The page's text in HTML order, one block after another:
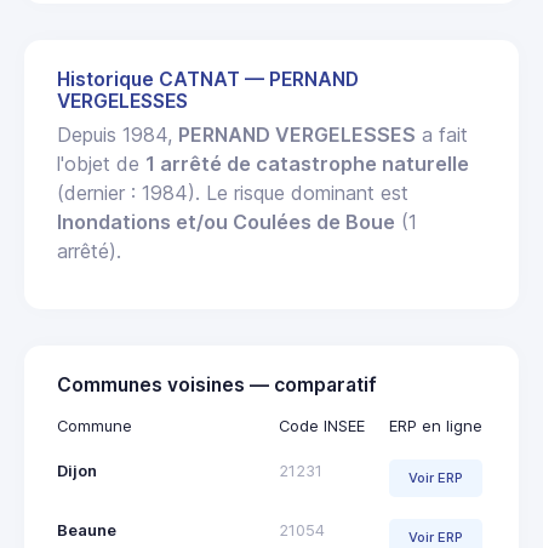
Historique CATNAT — PERNAND
VERGELESSES
Depuis 1984, PERNAND VERGELESSES a fait
l'objet de 1 arrêté de catastrophe naturelle
(dernier : 1984). Le risque dominant est
Inondations et/ou Coulées de Boue (1
arrêté).
Communes voisines — comparatif
Commune Code INSEE ERP en ligne
Dijon 21231 Voir ERP
Beaune 21054 Voir ERP